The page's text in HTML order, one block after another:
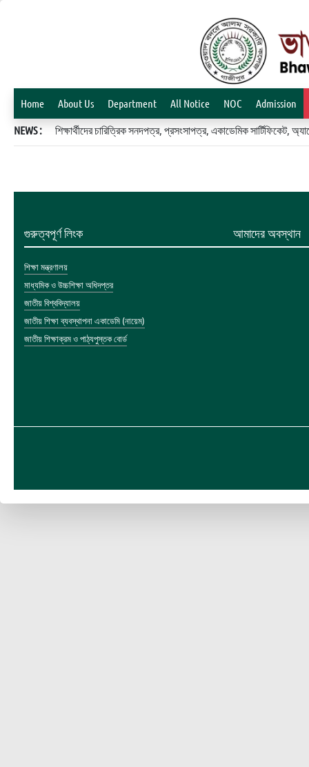
Home About Us Department All Notice NOC Admission
NEWS : শিক্ষার্থীদের চারিত্রিক সনদপত্র, প্রসংসাপত্র, একাডেমিক
গুরুত্বপূর্ণ লিংক
শিক্ষা মন্ত্রণালয়
মাধ্যমিক ও উচ্চশিক্ষা অধিদপ্তর
জাতীয় বিশ্ববিদ্যালয়
জাতীয় শিক্ষা ব্যবস্থাপনা একাডেমি (নায়েম)
জাতীয় শিক্ষাক্রম ও পাঠ্যপুস্তক বোর্ড
আমাদের অবস্থান